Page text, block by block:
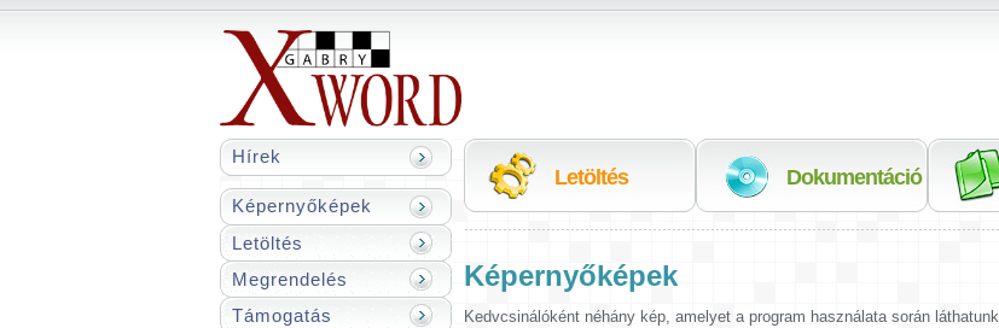
Hírek
Képernyőképek
Letöltés
Megrendelés
Támogatás
Letöltés Dokumentáció
Képernyőképek
Kedvcsinálóként néhány kép, amelyet a program használata során láthatunk.